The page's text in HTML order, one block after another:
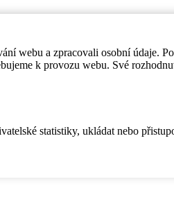
webu a zpracovali osobní údaje.
k provozu webu. Své
statistiky, ukládat nebo